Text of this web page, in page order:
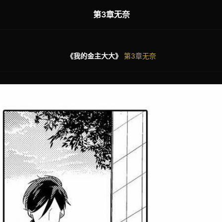
第3章无奈
《我的金主大大》 第3章无奈